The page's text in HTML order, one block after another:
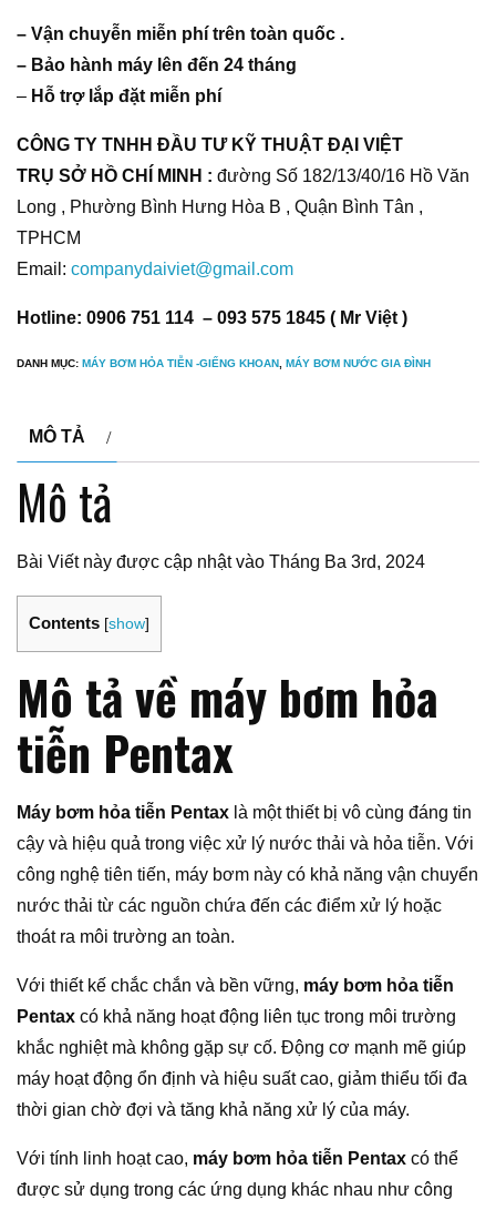
– Vận chuyễn miễn phí trên toàn quốc .
– Bảo hành máy lên đến 24 tháng
– Hỗ trợ lắp đặt miễn phí
CÔNG TY TNHH ĐẦU TƯ KỸ THUẬT ĐẠI VIỆT
TRỤ SỞ HỒ CHÍ MINH : đường Số 182/13/40/16 Hồ Văn
Long , Phường Bình Hưng Hòa B , Quận Bình Tân ,
TPHCM
Email: companydaiviet@gmail.com
Hotline: 0906 751 114 – 093 575 1845 ( Mr Việt )
DANH MỤC: MÁY BƠM HỎA TIỄN -GIẾNG KHOAN MÁY BƠM NƯỚC GIA ĐÌNH
MÔ TẢ
Mô tả
Bài Viết này được cập nhật vào Tháng Ba 3rd, 2024
Contents [show]
Mô tả về máy bơm hỏa
tiễn Pentax
Máy bơm hỏa tiễn Pentax là một thiết bị vô cùng đáng tin
cậy và hiệu quả trong việc xử lý nước thải và hỏa tiễn. Với
công nghệ tiên tiến, máy bơm này có khả năng vận chuyển
nước thải từ các nguồn chứa đến các điểm xử lý hoặc
thoát ra môi trường an toàn.
Với thiết kế chắc chắn và bền vững, máy bơm hỏa tiễn
Pentax có khả năng hoạt động liên tục trong môi trường
khắc nghiệt mà không gặp sự cố. Động cơ mạnh mẽ giúp
máy hoạt động ổn định và hiệu suất cao, giảm thiểu tối đa
thời gian chờ đợi và tăng khả năng xử lý của máy.
Với tính linh hoạt cao, máy bơm hỏa tiễn Pentax có thể
được sử dụng trong các ứng dụng khác nhau như công